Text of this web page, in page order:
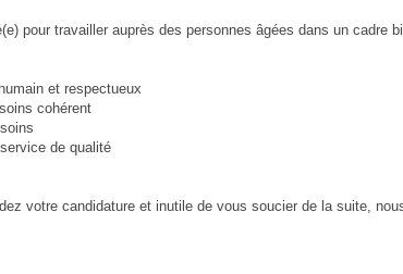
pour travailler auprès des personnes âgées dans un cadre
et respectueux
cohérent
de qualité
votre candidature et inutile de vous soucier de la suite,